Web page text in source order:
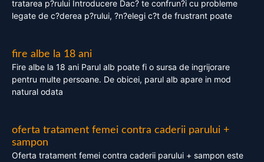
tratarea p?rului Introducere Dac? te confrun?i cu probleme
legate de c?derea p?rului, ?n?elegi c?t de frustrant poate
fire albe la 18 ani
Fire albe la 18 ani Parul alb poate fi o sursa de ingrijorare
pentru multe persoane. De obicei, parul alb apare in mod
natural odata
oferta tratament femei contra caderii parului +
sampon
Oferta tratament femei contra caderii parului + sampon este